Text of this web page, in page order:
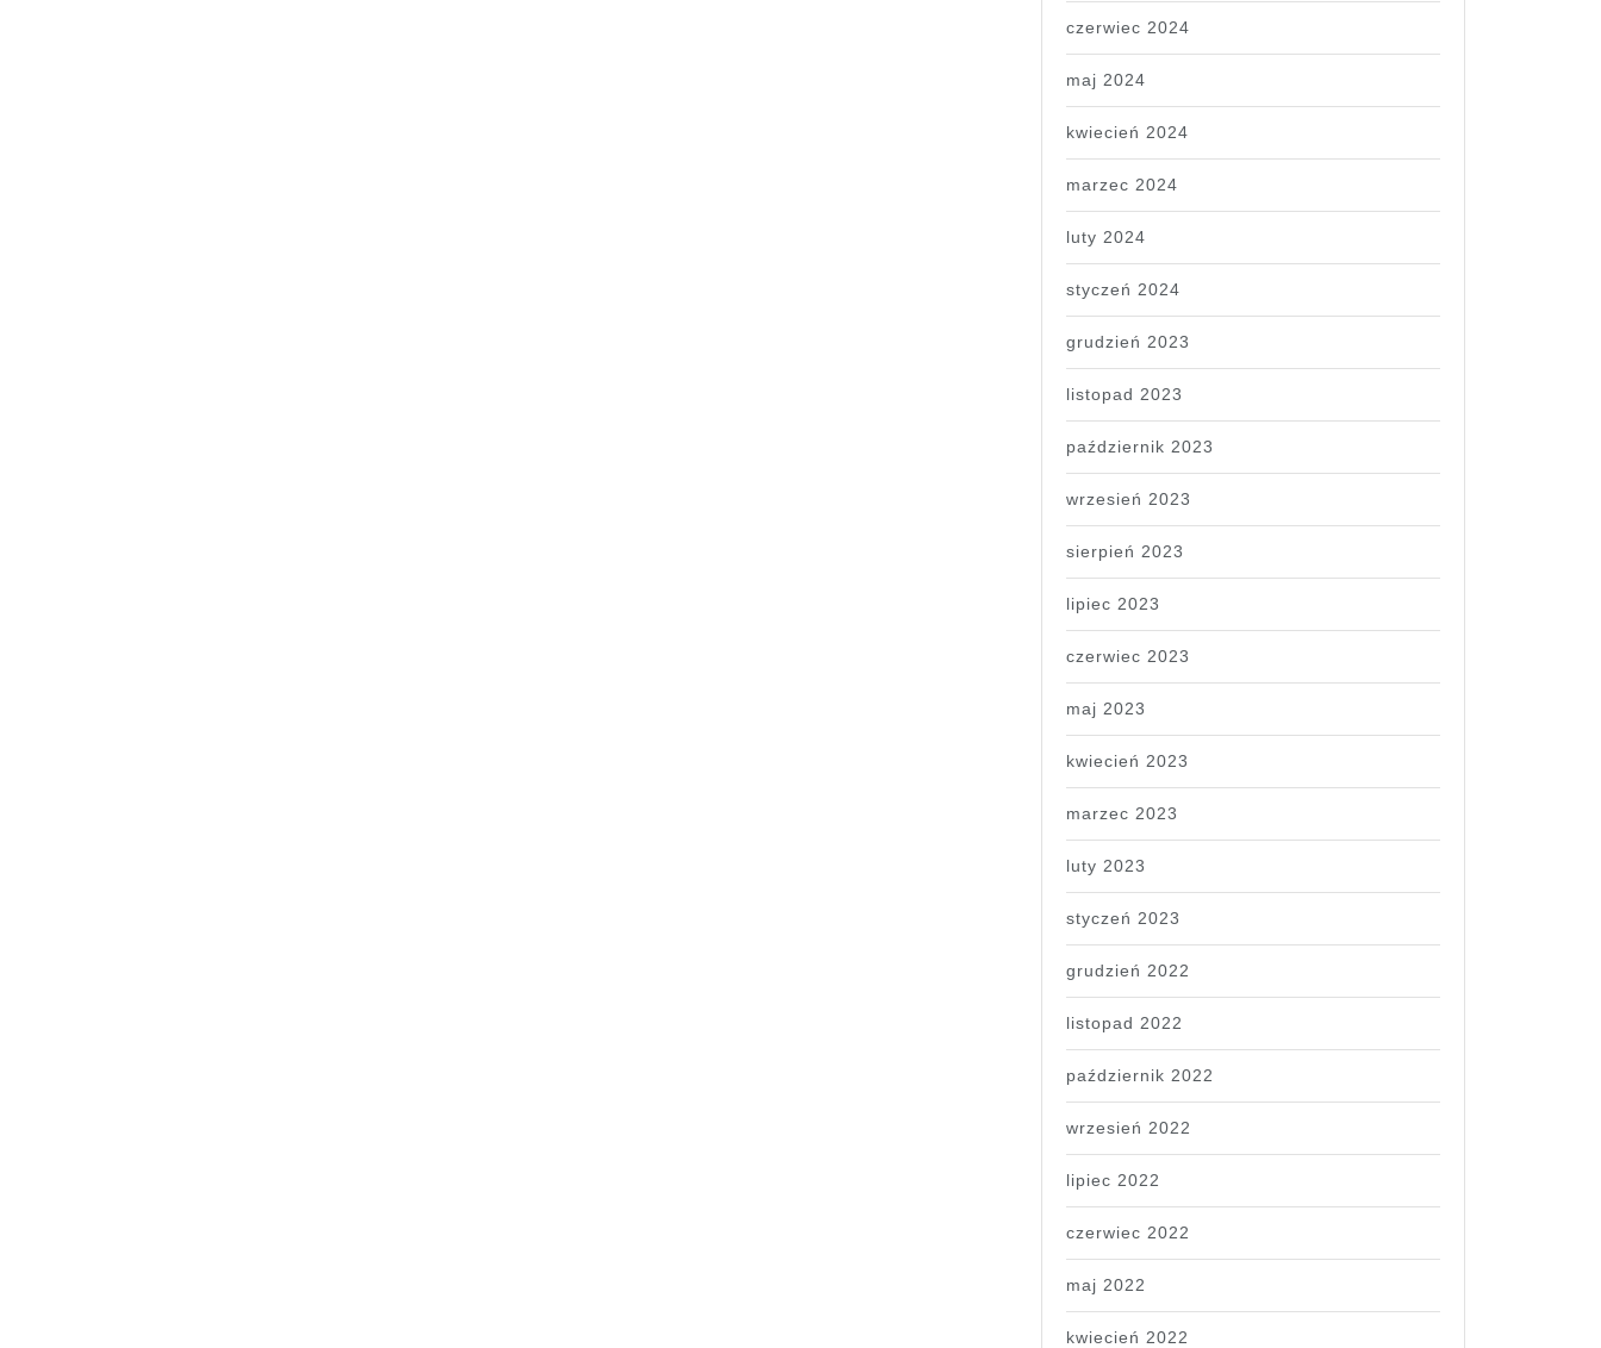
czerwiec 2024
maj 2024
kwiecień 2024
marzec 2024
luty 2024
styczeń 2024
grudzień 2023
listopad 2023
październik 2023
wrzesień 2023
sierpień 2023
lipiec 2023
czerwiec 2023
maj 2023
kwiecień 2023
marzec 2023
luty 2023
styczeń 2023
grudzień 2022
listopad 2022
październik 2022
wrzesień 2022
lipiec 2022
czerwiec 2022
maj 2022
kwiecień 2022